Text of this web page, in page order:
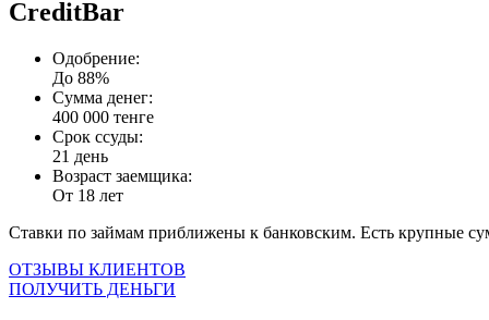
CreditBar
Одобрение:
До 88%
Сумма денег:
400 000 тенге
Срок ссуды:
21 день
Возраст заемщика:
От 18 лет
Ставки по займам приближены к банковским. Есть крупные
ОТЗЫВЫ КЛИЕНТОВ
ПОЛУЧИТЬ ДЕНЬГИ